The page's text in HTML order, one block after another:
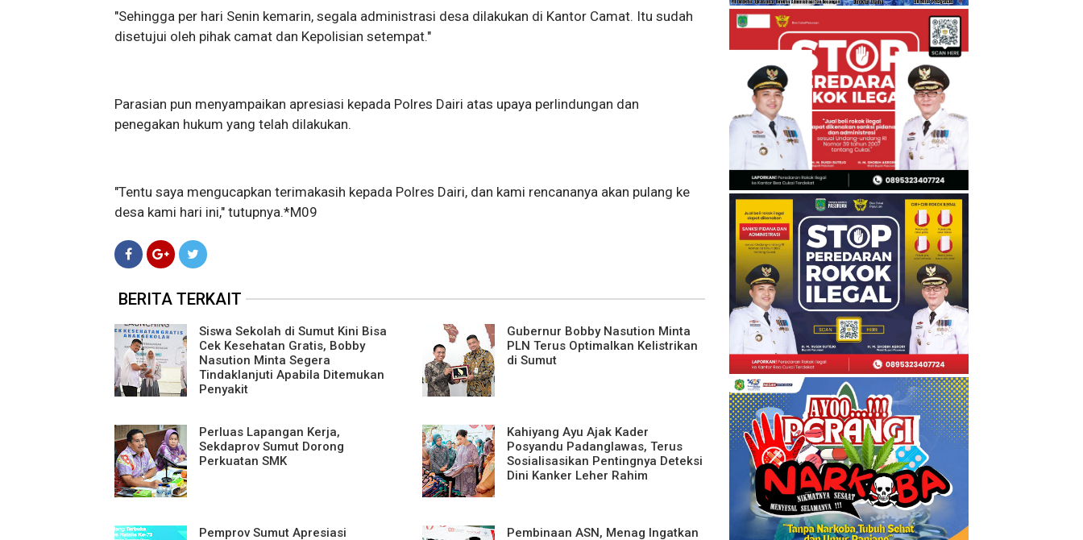
"Sehingga per hari Senin kemarin, segala administrasi desa dilakukan di Kantor Camat. Itu sudah
disetujui oleh pihak camat dan Kepolisian setempat."
Parasian pun menyampaikan apresiasi kepada Polres Dairi atas upaya perlindungan dan
penegakan hukum yang telah dilakukan.
"Tentu saya mengucapkan terimakasih kepada Polres Dairi, dan kami rencananya akan pulang ke
desa kami hari ini," tutupnya.*M09
BERITA TERKAIT
Siswa Sekolah di Sumut Kini Bisa
Cek Kesehatan Gratis, Bobby
Nasution Minta Segera
Tindaklanjuti Apabila Ditemukan
Penyakit
Gubernur Bobby Nasution Minta
PLN Terus Optimalkan Kelistrikan
di Sumut
Perluas Lapangan Kerja,
Sekdaprov Sumut Dorong
Perkuatan SMK
Kahiyang Ayu Ajak Kader
Posyandu Padanglawas, Terus
Sosialisasikan Pentingnya Deteksi
Dini Kanker Leher Rahim
Pemprov Sumut Apresiasi
Pembinaan ASN, Menag Ingatkan